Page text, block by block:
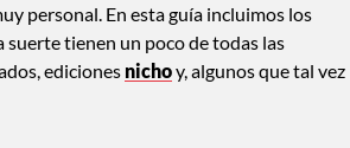
personal. En esta guía incluimos los
suerte tienen un poco de todas las
ediciones nichoy, algunos que tal vez